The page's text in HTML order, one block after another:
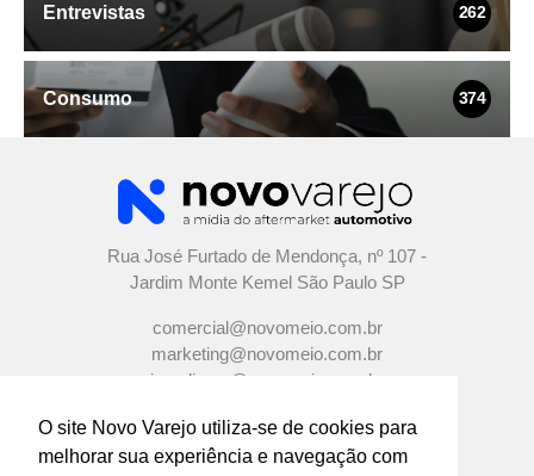
O site Novo Varejo utiliza-se de cookies para
melhorar sua experiência e navegação com
Entrevistas 262
Consumo 374
Rua José Furtado de Mendonça, nº 107 -
Jardim Monte Kemel São Paulo SP
comercial@novomeio.com.br
marketing@novomeio.com.br
jornalismo@novomeio.com.br